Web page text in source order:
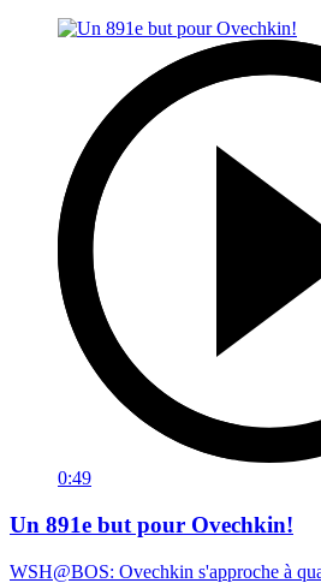
0:49
Un 891e but pour Ovechkin!
WSH@BOS: Ovechkin s'approche à